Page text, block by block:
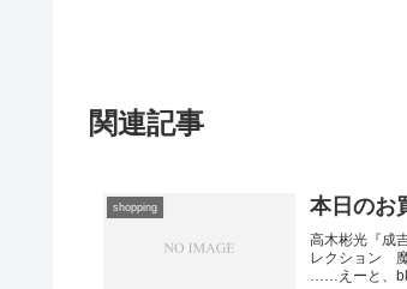
関連記事
shopping 本日のお
高木彬光『成
レクション
……えーと、